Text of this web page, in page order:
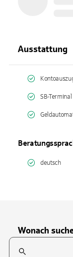
Ausstattung
SB-Terminal
deutsch
Wonach
Suchfeld